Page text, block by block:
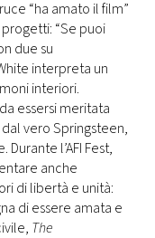
“ha amato il film”
“Se puoi
due su
interpreta un
interiori.
essersi meritata
vero Springsteen,
l’AFI Fest,
anche
di libertà e unità:
di essere amata e
The